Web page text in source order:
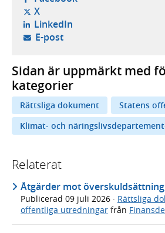
X- öppnas i ny flik, extern
LinkedIn- öppnas i ny flik,
E-post- öppnar din e-
Sidan är uppmärkt med
kategorier
Rättsliga dokument
Statens
Klimat- och
Relaterat
Åtgärder mot
Publicerad 09 juli 2026 · Rättsliga
offentliga utredningar från